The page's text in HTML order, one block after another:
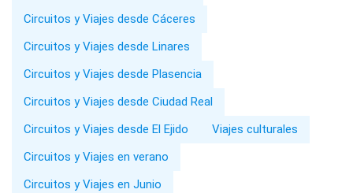
Circuitos y Viajes desde Cáceres
Circuitos y Viajes desde Linares
Circuitos y Viajes desde Plasencia
Circuitos y Viajes desde Ciudad Real
Circuitos y Viajes desde El Ejido
Viajes culturales
Circuitos y Viajes en verano
Circuitos y Viajes en Junio